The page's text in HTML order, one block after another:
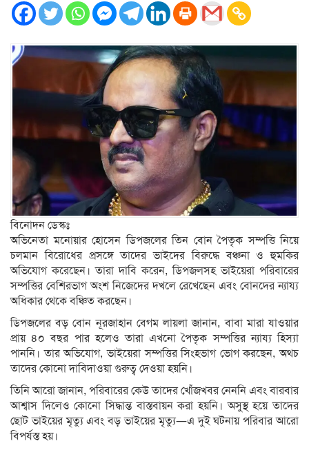
বিনোদন ডেস্কঃ
অভিনেতা মনোয়ার হোসেন ডিপজলের তিন বোন পৈতৃক সম্পত্তি নিয়ে
চলমান বিরোধের প্রসঙ্গে তাদের ভাইদের বিরুদ্ধে বঞ্চনা ও হুমকির
অভিযোগ করেছেন। তারা দাবি করেন, ডিপজলসহ ভাইয়েরা পরিবারের
সম্পত্তির বেশিরভাগ অংশ নিজেদের দখলে রেখেছেন এবং বোনদের ন্যায্য
অধিকার থেকে বঞ্চিত করছেন।
ডিপজলের বড় বোন নূরজাহান বেগম লায়লা জানান, বাবা মারা যাওয়ার
প্রায় ৪০ বছর পার হলেও তারা এখনো পৈতৃক সম্পত্তির ন্যায্য হিস্যা
পাননি। তার অভিযোগ, ভাইয়েরা সম্পত্তির সিংহভাগ ভোগ করছেন, অথচ
তাদের কোনো দাবিদাওয়া গুরুত্ব দেওয়া হয়নি।
তিনি আরো জানান, পরিবারের কেউ তাদের খোঁজখবর নেননি এবং বারবার
আশ্বাস দিলেও কোনো সিদ্ধান্ত বাস্তবায়ন করা হয়নি। অসুস্থ হয়ে তাদের
ছোট ভাইয়ের মৃত্যু এবং বড় ভাইয়ের মৃত্যু—এ দুই ঘটনায় পরিবার আরো
বিপর্যস্ত হয়।